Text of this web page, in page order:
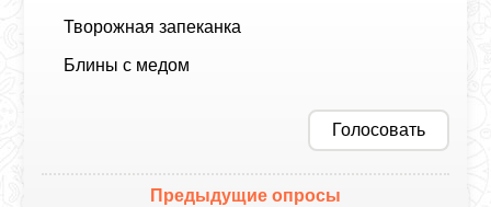
Творожная запеканка
Блины с медом
Голосовать
Предыдущие опросы